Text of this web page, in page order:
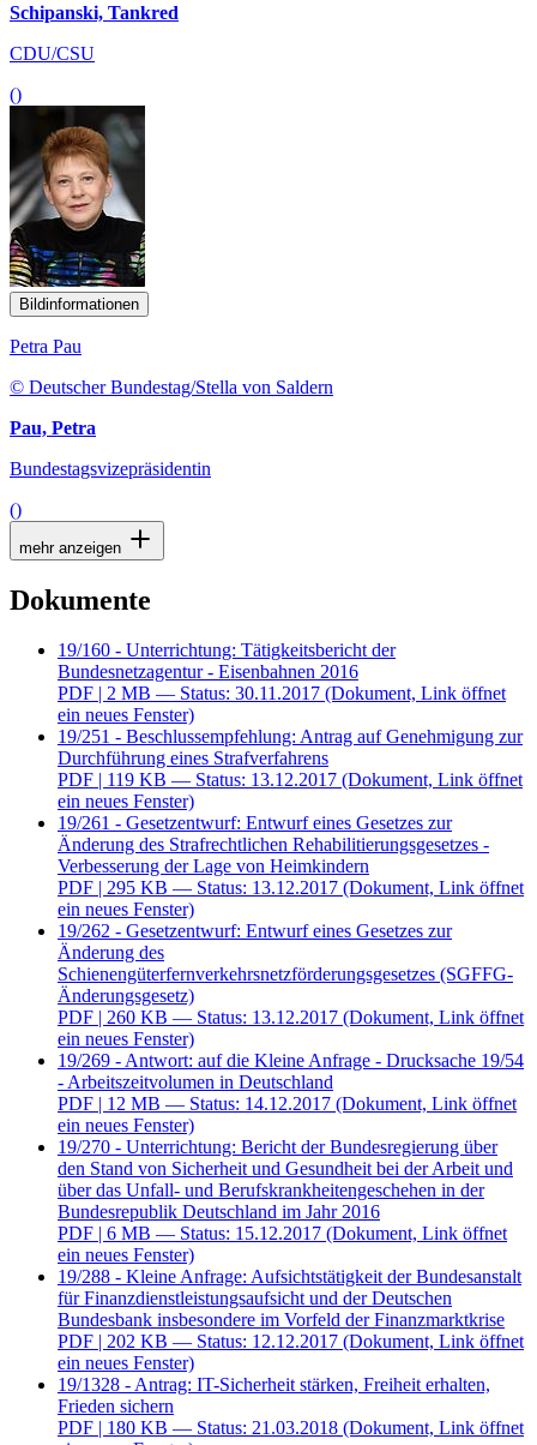
Schipanski, Tankred
CDU/CSU
()
Bildinformationen
Petra Pau
© Deutscher Bundestag/Stella von Saldern
Pau, Petra
Bundestagsvizepräsidentin
()
mehr anzeigen
Dokumente
19/160 - Unterrichtung: Tätigkeitsbericht der
Bundesnetzagentur - Eisenbahnen 2016
PDF | 2 MB — Status: 30.11.2017 (Dokument, Link öffnet
ein neues Fenster)
19/251 - Beschlussempfehlung: Antrag auf Genehmigung zur
Durchführung eines Strafverfahrens
PDF | 119 KB — Status: 13.12.2017 (Dokument, Link öffnet
ein neues Fenster)
19/261 - Gesetzentwurf: Entwurf eines Gesetzes zur
Änderung des Strafrechtlichen Rehabilitierungsgesetzes -
Verbesserung der Lage von Heimkindern
PDF | 295 KB — Status: 13.12.2017 (Dokument, Link öffnet
ein neues Fenster)
19/262 - Gesetzentwurf: Entwurf eines Gesetzes zur
Änderung des
Schienengüterfernverkehrsnetzförderungsgesetzes (SGFFG-
Änderungsgesetz)
PDF | 260 KB — Status: 13.12.2017 (Dokument, Link öffnet
ein neues Fenster)
19/269 - Antwort: auf die Kleine Anfrage - Drucksache 19/54
- Arbeitszeitvolumen in Deutschland
PDF | 12 MB — Status: 14.12.2017 (Dokument, Link öffnet
ein neues Fenster)
19/270 - Unterrichtung: Bericht der Bundesregierung über
den Stand von Sicherheit und Gesundheit bei der Arbeit und
über das Unfall- und Berufskrankheitengeschehen in der
Bundesrepublik Deutschland im Jahr 2016
PDF | 6 MB — Status: 15.12.2017 (Dokument, Link öffnet
ein neues Fenster)
19/288 - Kleine Anfrage: Aufsichtstätigkeit der Bundesanstalt
für Finanzdienstleistungsaufsicht und der Deutschen
Bundesbank insbesondere im Vorfeld der Finanzmarktkrise
PDF | 202 KB — Status: 12.12.2017 (Dokument, Link öffnet
ein neues Fenster)
19/1328 - Antrag: IT-Sicherheit stärken, Freiheit erhalten,
Frieden sichern
PDF | 180 KB — Status: 21.03.2018 (Dokument, Link öffnet